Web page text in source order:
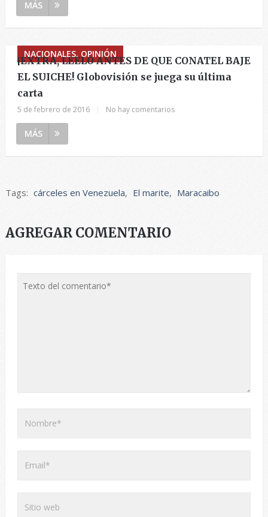
MÁS
NACIONALES, OPINIÓN
¡EXTRA, LEELO ANTES DE QUE CONATEL BAJE
EL SUICHE! Globovisión se juega su última
carta
5 de febrero de 2016 No hay comentarios
MÁS
Tags: cárceles en Venezuela, El marite, Maracaibo
AGREGAR COMENTARIO